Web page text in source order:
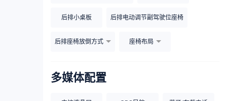
后排小桌板 后排电动调节副驾驶位座椅
后排座椅放倒方式 座椅布局
多媒体配置